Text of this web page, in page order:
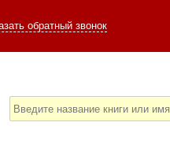
обратный звонок